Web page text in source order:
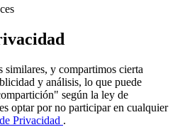
similares, y compartimos cierta
y análisis, lo que puede
según la ley de
optar por no participar en cualquier
Privacidad .